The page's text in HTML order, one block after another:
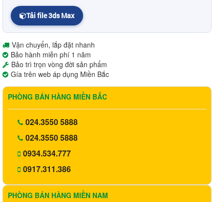
Tải file 3ds Max
Vận chuyển, lắp đặt nhanh
Bảo hành miễn phí 1 năm
Bảo trì trọn vòng đời sản phẩm
Gía trên web áp dụng Miền Bắc
PHÒNG BÁN HÀNG MIỀN BẮC
024.3550 5888
024.3550 5888
0934.534.777
0917.311.386
PHÒNG BÁN HÀNG MIỀN NAM